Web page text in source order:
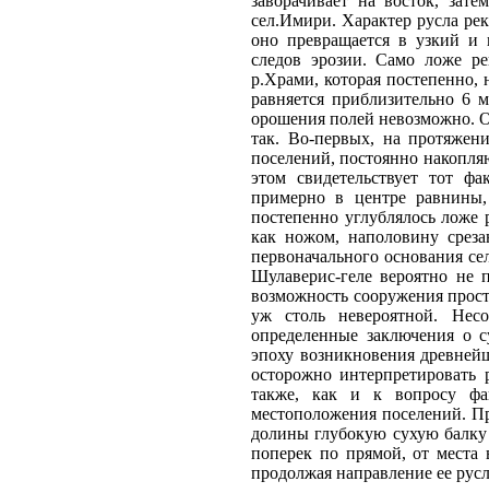
сел.Имири. Характер русла
оно превращается в узкий и
следов эрозии. Само ложе
р.Храми, которая постепенно,
равняется приблизительно
орошения полей невозможно.
так. Во-первых, на
поселений, постоянно
этом свидетельствует тот
примерно в центре
постепенно углублялось
как ножом, наполовину
первоначального основания
Шулаверис-геле вероятно
возможность сооружения
уж столь невероятной.
определенные заключения о
эпоху возникновения
осторожно
также, как и к вопросу
местоположения поселений.
долины глубокую сухую
поперек по прямой, от места
продолжая направление ее